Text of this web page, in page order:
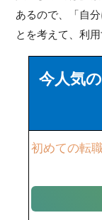
あるので、「自
とを考えて、利
今人気
初めての転